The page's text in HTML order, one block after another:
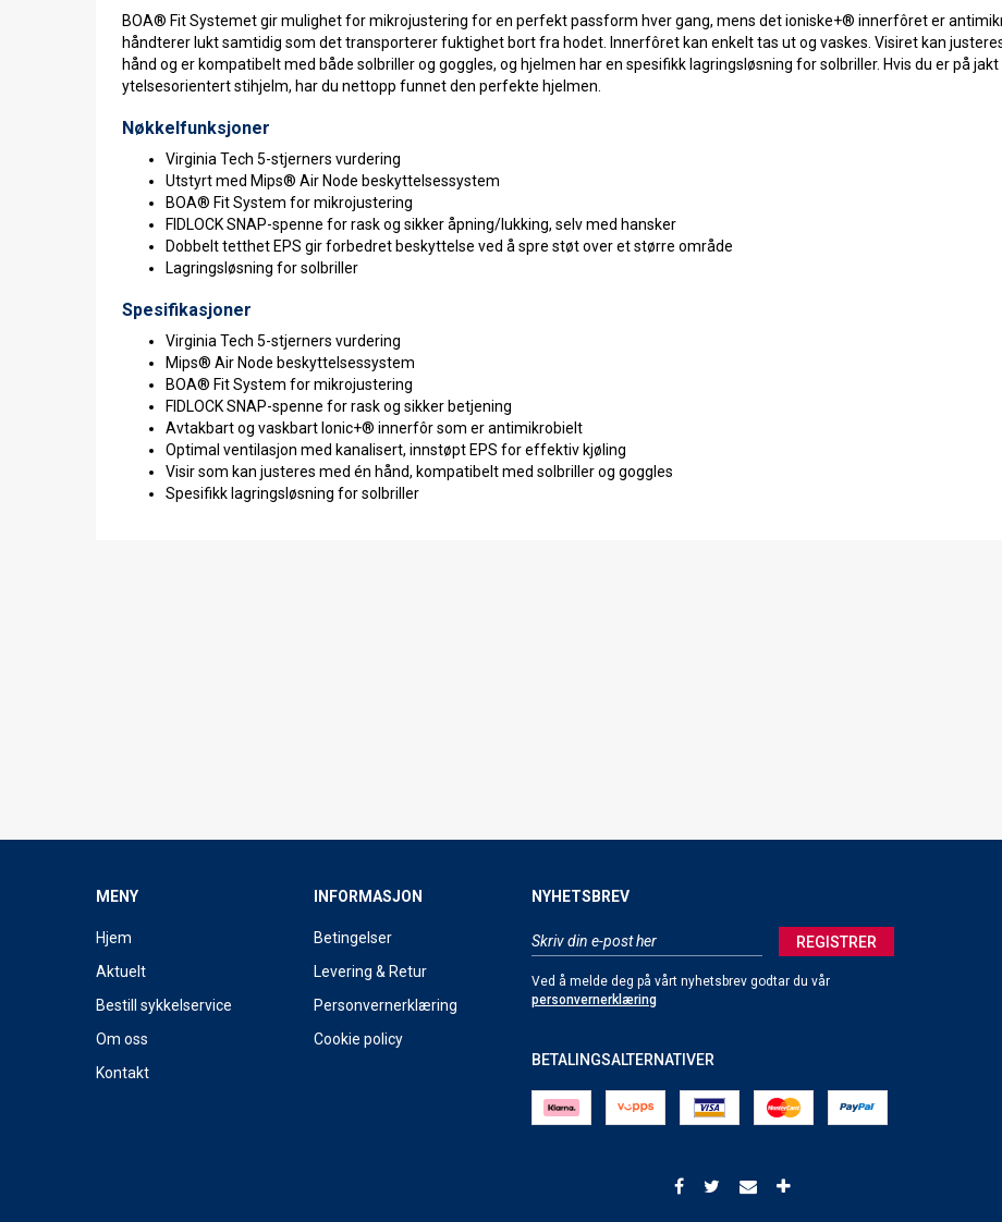
BOA® Fit Systemet gir mulighet for mikrojustering for en perfekt passform hver gang, mens det ioniske+® innerfôret er
håndterer lukt samtidig som det transporterer fuktighet bort fra hodet. Innerfôret kan enkelt tas ut og vaskes. Visiret kan
hånd og er kompatibelt med både solbriller og goggles, og hjelmen har en spesifikk lagringsløsning for solbriller. Hvis du er på
ytelsesorientert stihjelm, har du nettopp funnet den perfekte hjelmen.
Nøkkelfunksjoner
Virginia Tech 5-stjerners vurdering
Utstyrt med Mips® Air Node beskyttelsessystem
BOA® Fit System for mikrojustering
FIDLOCK SNAP-spenne for rask og sikker åpning/lukking, selv med hansker
Dobbelt tetthet EPS gir forbedret beskyttelse ved å spre støt over et større område
Lagringsløsning for solbriller
Spesifikasjoner
Virginia Tech 5-stjerners vurdering
Mips® Air Node beskyttelsessystem
BOA® Fit System for mikrojustering
FIDLOCK SNAP-spenne for rask og sikker betjening
Avtakbart og vaskbart Ionic+® innerfôr som er antimikrobielt
Optimal ventilasjon med kanalisert, innstøpt EPS for effektiv kjøling
Visir som kan justeres med én hånd, kompatibelt med solbriller og goggles
Spesifikk lagringsløsning for solbriller
MENY
Hjem
Aktuelt
Bestill sykkelservice
Om oss
Kontakt
INFORMASJON
Betingelser
Levering & Retur
Personvernerklæring
Cookie policy
NYHETSBREV
REGISTRER
Ved å melde deg på vårt nyhetsbrev godtar du vår
personvernerklæring
BETALINGSALTERNATIVER